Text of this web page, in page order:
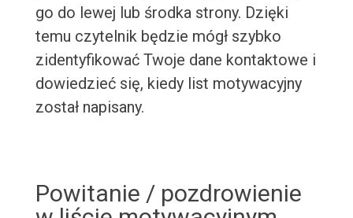
go do lewej lub środka strony. Dzięki
temu czytelnik będzie mógł szybko
zidentyfikować Twoje dane kontaktowe i
dowiedzieć się, kiedy list motywacyjny
został napisany.
Powitanie / pozdrowienie